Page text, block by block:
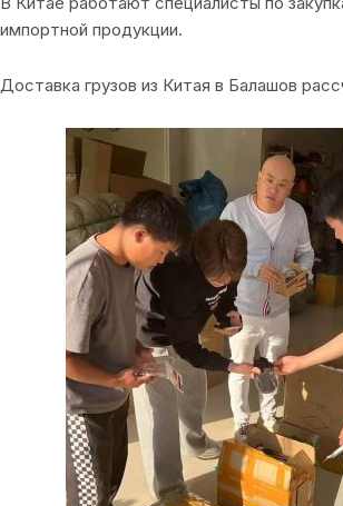
импортной продукции.
Доставка грузов из Китая в Балашов